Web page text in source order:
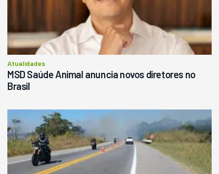
Atualidades
MSD Saúde Animal anuncia novos diretores no
Brasil